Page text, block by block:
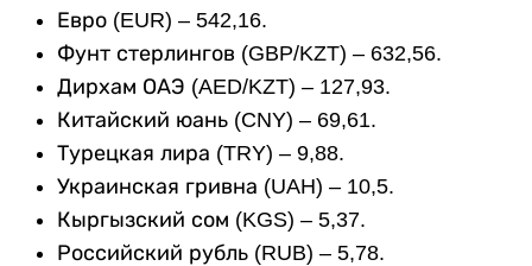
Евро (EUR) – 542,16.
Фунт стерлингов (GBP/KZT) – 632,56.
Дирхам ОАЭ (AED/KZT) – 127,93.
Китайский юань (CNY) – 69,61.
Турецкая лира (TRY) – 9,88.
Украинская гривна (UAH) – 10,5.
Кыргызский сом (KGS) – 5,37.
Российский рубль (RUB) – 5,78.